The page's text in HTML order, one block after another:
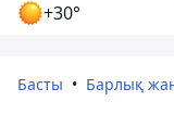
+30°
Басты Барлық